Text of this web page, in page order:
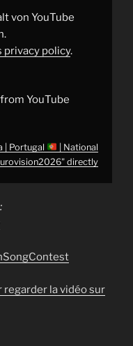
von YouTube
privacy policy.
YouTube
| Portugal
| National
directly
regarder la vidéo sur